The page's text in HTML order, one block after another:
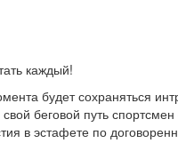
каждый!
будет сохраняться
беговой путь
в эстафете по